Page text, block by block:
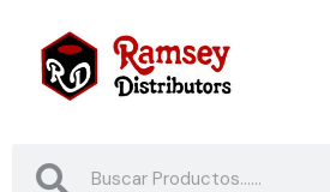
content